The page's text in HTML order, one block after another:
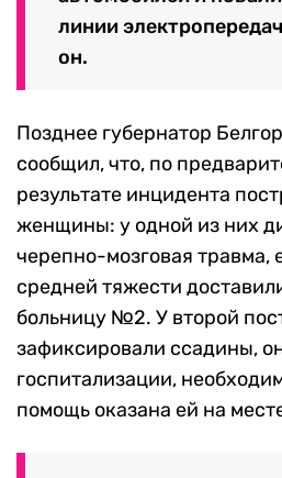
линии
он.
Позднее губернатор
сообщил, что, по
результате инцидента
женщины: у одной из них
черепно-мозговая травма,
средней тяжести
больницу №2. У второй
зафиксировали ссадины,
госпитализации,
помощь оказана ей на